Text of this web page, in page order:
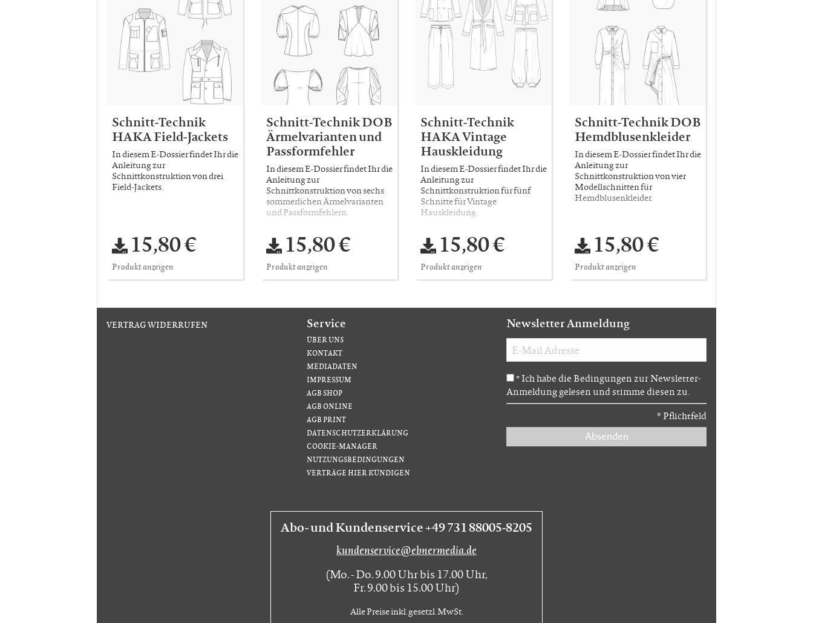
Schnitt-Technik
HAKA Field-Jackets
In diesem E-Dossier findet Ihr die
Anleitung zur
Schnittkonstruktion von drei
Field-Jackets.
15,80 €
Produkt anzeigen
Schnitt-Technik DOB
Ärmelvarianten und
Passformfehler
In diesem E-Dossier findet Ihr die
Anleitung zur
Schnittkonstruktion von sechs
sommerlichen Ärmelvarianten
und Passformfehlern.
15,80 €
Produkt anzeigen
Schnitt-Technik
HAKA Vintage
Hauskleidung
In diesem E-Dossier findet Ihr die
Anleitung zur
Schnittkonstruktion für fünf
Schnitte für Vintage
Hauskleidung.
15,80 €
Produkt anzeigen
Schnitt-Technik DOB
Hemdblusenkleider
In diesem E-Dossier findet Ihr die
Anleitung zur
Schnittkonstruktion von vier
Modellschnitten für
Hemdblusenkleider.
15,80 €
Produkt anzeigen
VERTRAG WIDERRUFEN Service
ÜBER UNS
KONTAKT
MEDIADATEN
IMPRESSUM
AGB SHOP
AGB ONLINE
AGB PRINT
DATENSCHUTZERKLÄRUNG
COOKIE-MANAGER
NUTZUNGSBEDINGUNGEN
VERTRÄGE HIER KÜNDIGEN
Newsletter Anmeldung
* Ich habe die Bedingungen zur Newsletter-
Anmeldung gelesen und stimme diesen zu.
* Pflichtfeld
Absenden
Abo- und Kundenservice +49 731 88005-8205
kundenservice@ebnermedia.de
(Mo. - Do. 9.00 Uhr bis 17.00 Uhr,
Fr. 9.00 bis 15.00 Uhr)
Alle Preise inkl. gesetzl. MwSt.